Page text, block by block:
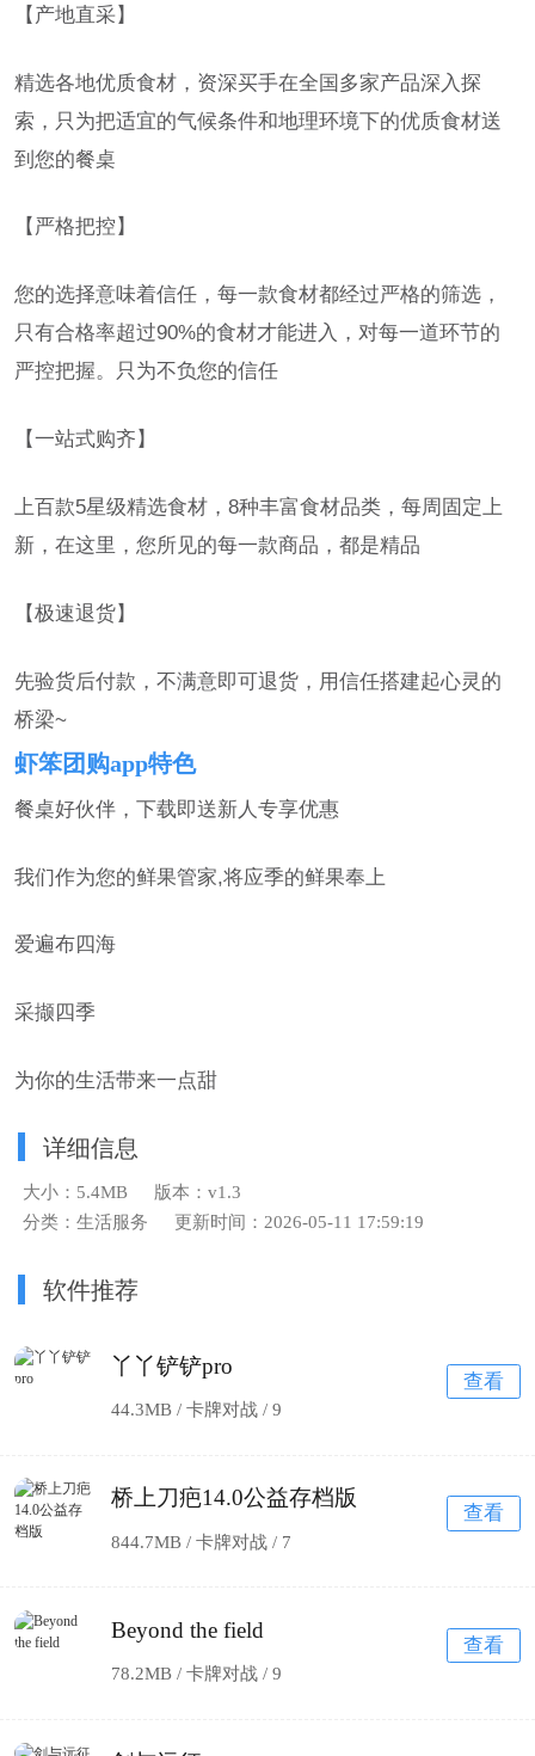
【产地直采】
精选各地优质食材，资深买手在全国多家产品深入探
索，只为把适宜的气候条件和地理环境下的优质食材送
到您的餐桌
【严格把控】
您的选择意味着信任，每一款食材都经过严格的筛选，
只有合格率超过90%的食材才能进入，对每一道环节的
严控把握。只为不负您的信任
【一站式购齐】
上百款5星级精选食材，8种丰富食材品类，每周固定上
新，在这里，您所见的每一款商品，都是精品
【极速退货】
先验货后付款，不满意即可退货，用信任搭建起心灵的
桥梁~
虾笨团购app特色
餐桌好伙伴，下载即送新人专享优惠
我们作为您的鲜果管家,将应季的鲜果奉上
爱遍布四海
采撷四季
为你的生活带来一点甜
详细信息
大小：5.4MB
版本：v1.3
分类：生活服务
更新时间：2026-05-11 17:59:19
软件推荐
丫丫铲铲pro
44.3MB / 卡牌对战 /9
查看
桥上刀疤14.0公益存档版
844.7MB / 卡牌对战 / 7
查看
Beyond the field
78.2MB / 卡牌对战 /9
查看